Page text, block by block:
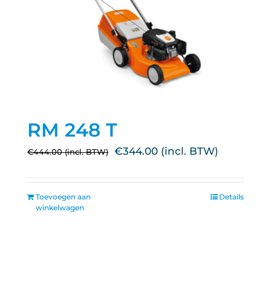
RM 248 T
€444.00
Oorspronkelijke
€344.00
Toevoegen aan
winkelwagen
Details